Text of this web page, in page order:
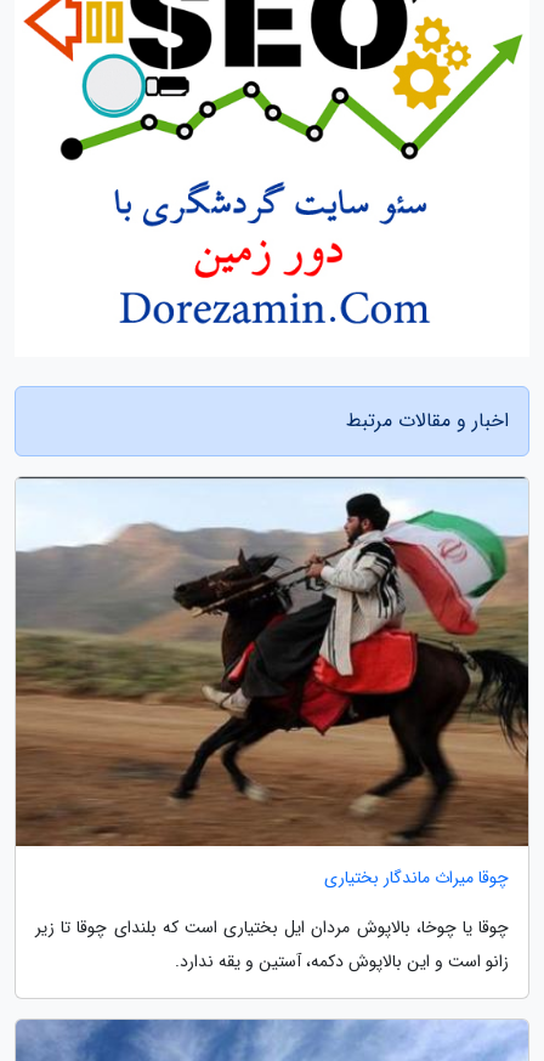
اخبار و مقالات مرتبط
چوقا میراث ماندگار بختیاری
چوقا یا چوخا، بالاپوش مردان ایل بختیاری است که بلندای چوقا تا زیر
زانو است و این بالاپوش دکمه، آستین و یقه ندارد.